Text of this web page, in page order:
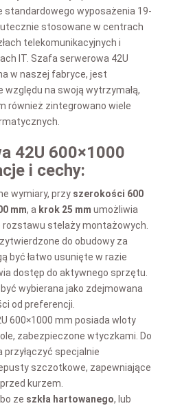
wyposażenia 19-
stosowane w centrach
telekomunikacyjnych i
IT. Szafa serwerowa 42U
w naszej fabryce, jest
na swoją wytrzymałą,
również zintegrowano wiele
42U 600×1000
i cechy:
wymiary, przy szerokości 600
0 mm, a krok 25 mm umożliwia
rozstawu stelaży montażowych.
do obudowy za
być łatwo usunięte w razie
dostęp do aktywnego sprzętu.
wybierana jako zdejmowana
od preferencji.
600×1000 mm posiada wloty
zabezpieczone wtyczkami. Do
specjalnie
szczotkowe, zapewniające
kurzem.
ze szkła hartowanego, lub